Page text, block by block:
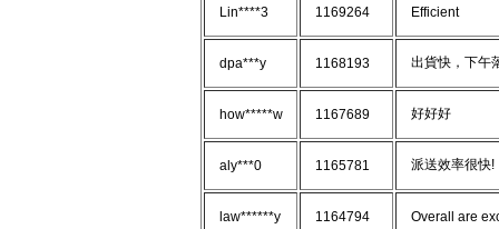
Lin****3 1169264 Efficient
dpa***y 1168193 出貨快，下午
how*****w 1167689 好好好
aly***0 1165781 派送效率很快!
law******y 1164794 Overall are